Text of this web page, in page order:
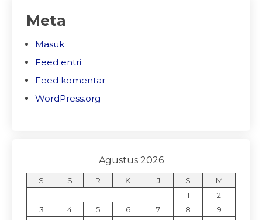
Meta
Masuk
Feed entri
Feed komentar
WordPress.org
Agustus 2026
S S R K J S
M
1
2
3
4 5 6 7 8
9